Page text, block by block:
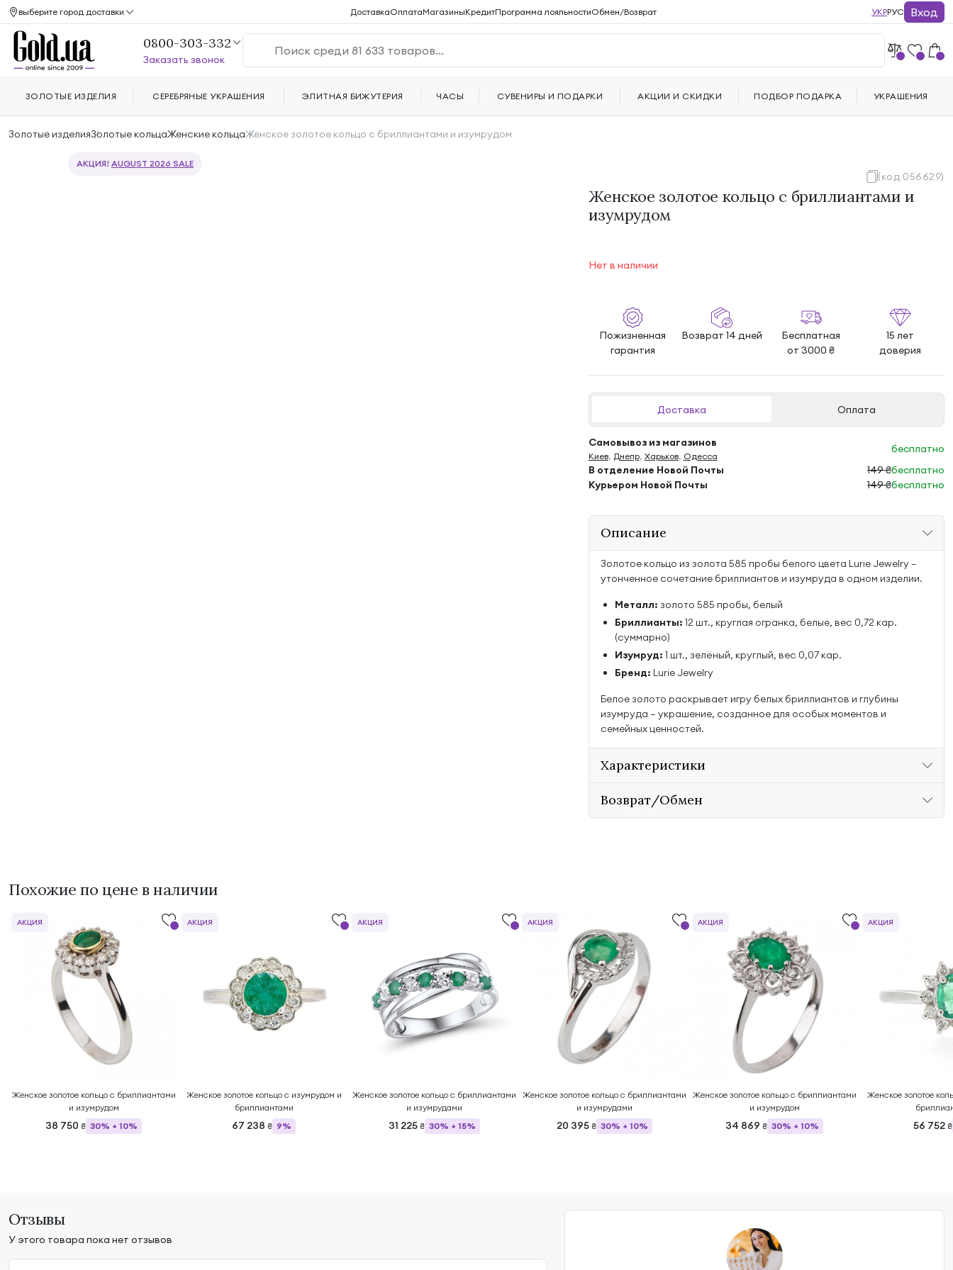
Золотые изделияЗолотые кольцаЖенские кольцаЖенское золотое кольцо с бриллиантами и изумрудом
АКЦИЯ! AUGUST 2026 SALE
(код 056629)
Женское золотое кольцо с бриллиантами и
изумрудом
Нет в наличии
Пожизненная
гарантия
Возврат 14 дней
Бесплатная
от 3000 ₴
15 лет
доверия
Доставка Оплата
Самовывоз из магазинов
Киев, Днепр, Харьков, Одесса
бесплатно
В отделение Новой Почты
149 ₴бесплатно
Курьером Новой Почты
149 ₴бесплатно
Описание
Золотое кольцо из золота 585 пробы белого цвета Lurie Jewelry —
утонченное сочетание бриллиантов и изумруда в одном изделии.
Металл: золото 585 пробы, белый
Бриллианты: 12 шт., круглая огранка, белые, вес 0,72 кар.
(суммарно)
Изумруд: 1 шт., зелёный, круглый, вес 0,07 кар.
Бренд: Lurie Jewelry
Белое золото раскрывает игру белых бриллиантов и глубины
изумруда — украшение, созданное для особых моментов и
семейных ценностей.
Характеристики
Возврат/Обмен
Похожие по цене в наличии
Женское золотое кольцо с бриллиантами
и изумрудом
38 750 ₴ 30% + 10%
АКЦИЯ
Женское золотое кольцо с изумрудом и
бриллиантами
67 238 ₴ 9%
АКЦИЯ
Женское золотое кольцо с бриллиантами
и изумрудами
31 225 ₴ 30% + 15%
АКЦИЯ
Женское золотое кольцо с бриллиантами
и изумрудами
20 395 ₴ 30% + 10%
АКЦИЯ
Женское золотое кольцо с бриллиантами
и изумрудом
34 869 ₴ 30% + 10%
АКЦИЯ
Женское золотое
56 752 ₴
АКЦИЯ
Отзывы
У этого товара пока нет отзывов
выберите город доставки ДоставкаОплатаМагазиныКредитПрограмма лояльностиОбмен/Возврат УКРРУС Вход
0800-303-332
Заказать звонок
ЗОЛОТЫЕ ИЗДЕЛИЯ СЕРЕБРЯНЫЕ УКРАШЕНИЯ ЭЛИТНАЯ БИЖУТЕРИЯ ЧАСЫ СУВЕНИРЫ И ПОДАРКИ АКЦИИ И СКИДКИ ПОДБОР ПОДАРКА УКРАШЕНИЯ